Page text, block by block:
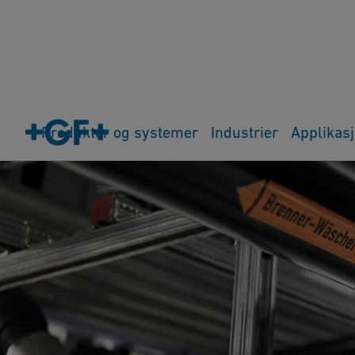
Produkter og systemer Industrier